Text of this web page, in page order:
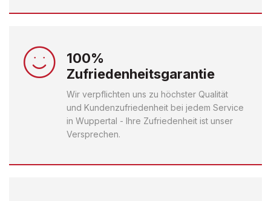
100%
Zufriedenheitsgarantie
Wir verpflichten uns zu höchster Qualität
und Kundenzufriedenheit bei jedem Service
in Wuppertal - Ihre Zufriedenheit ist unser
Versprechen.